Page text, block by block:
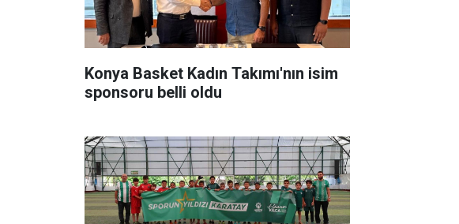
Konya Basket Kadın Takımı'nın isim
sponsoru belli oldu